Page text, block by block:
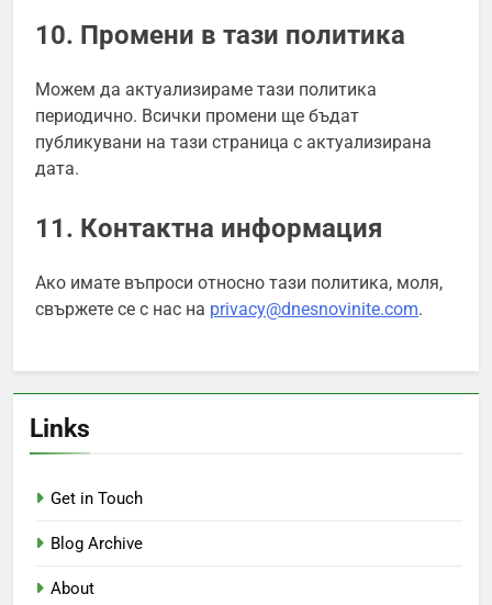
10. Промени в тази политика
Можем да актуализираме тази политика
периодично. Всички промени ще бъдат
публикувани на тази страница с актуализирана
дата.
11. Контактна информация
Ако имате въпроси относно тази политика, моля,
свържете се с нас на privacy@dnesnovinite.com.
Links
Get in Touch
Blog Archive
About